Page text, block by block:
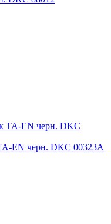
EN черн. DKC 00323A